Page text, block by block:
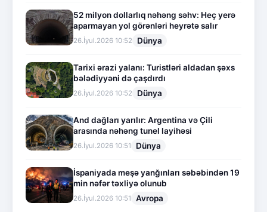
52 milyon dollarlıq nəhəng səhv: Heç yerə
aparmayan yol görənləri heyrətə salır
26.İyul.2026 10:52 Dünya
Tarixi ərazi yalanı: Turistləri aldadan şəxs
bələdiyyəni də çaşdırdı
26.İyul.2026 10:52 Dünya
And dağları yarılır: Argentina və Çili
arasında nəhəng tunel layihəsi
26.İyul.2026 10:51 Dünya
İspaniyada meşə yanğınları səbəbindən 19
min nəfər təxliyə olunub
26.İyul.2026 10:51 Avropa